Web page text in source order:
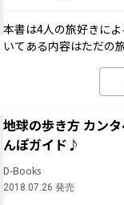
本書は4人の旅好きに
いてある内容はただの
地球の歩き方 カン
んぽガイド♪
D-Books
2018.07.26 発売